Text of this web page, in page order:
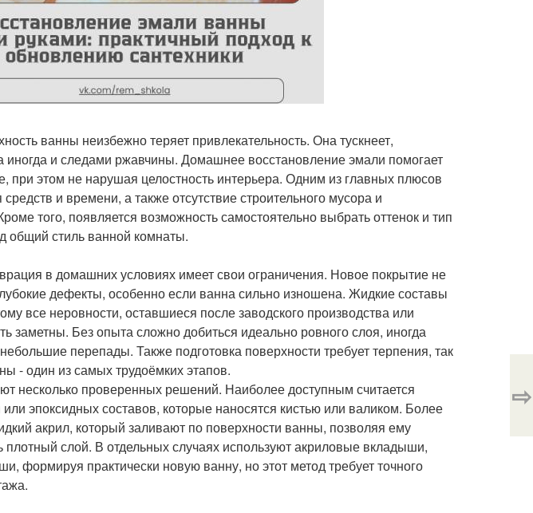
ванны неизбежно теряет привлекательность. Она тускнеет,
иногда и следами ржавчины. Домашнее восстановление эмали помогает
при этом не нарушая целостность интерьера. Одним из главных плюсов
и времени, а также отсутствие строительного мусора и
того, появляется возможность самостоятельно выбрать оттенок и тип
общий стиль ванной комнаты.
в домашних условиях имеет свои ограничения. Новое покрытие не
дефекты, особенно если ванна сильно изношена. Жидкие составы
все неровности, оставшиеся после заводского производства или
заметны. Без опыта сложно добиться идеально ровного слоя, иногда
перепады. Также подготовка поверхности требует терпения, так
- один из самых трудоёмких этапов.
несколько проверенных решений. Наиболее доступным считается
эпоксидных составов, которые наносятся кистью или валиком. Более
акрил, который заливают по поверхности ванны, позволяя ему
плотный слой. В отдельных случаях используют акриловые вкладыши,
формируя практически новую ванну, но этот метод требует точного
⇨